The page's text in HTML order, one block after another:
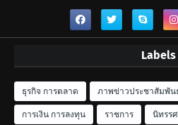
Labels
ธุรกิจ การตลาด ภาพข่าวประชาสัมพัน
การเงิน การลงทุน ราชการ นิทรร